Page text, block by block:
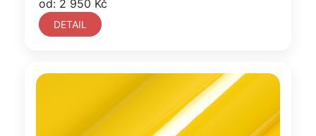
od: 2 950 Kč
DETAIL